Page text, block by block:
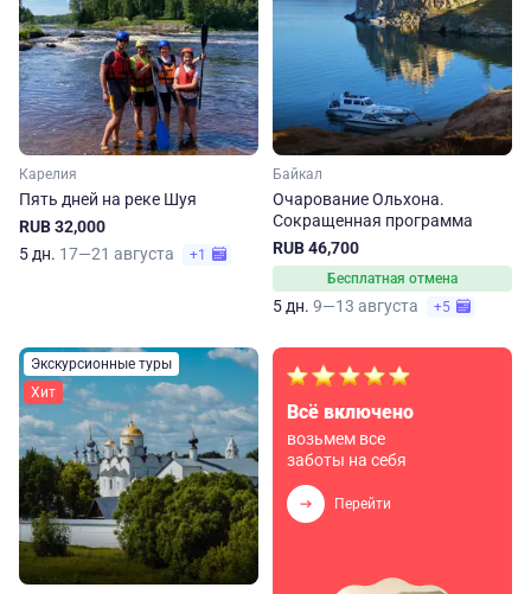
Карелия
Пять дней на реке Шуя
RUB 32,000
5 дн. 17—21 августа +1
Байкал
Очарование Ольхона.
Сокращенная программа
RUB 46,700
Бесплатная отмена
5 дн. 9—13 августа +5
Экскурсионные туры
Хит
Всё включено
возьмем все
заботы на себя
Перейти